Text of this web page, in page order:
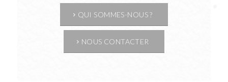
QUI SOMMES-NOUS ?
NOUS CONTACTER